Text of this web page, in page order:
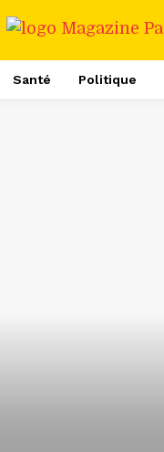
Santé Politique